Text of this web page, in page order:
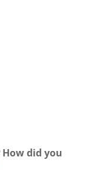
How did you